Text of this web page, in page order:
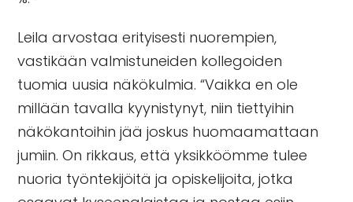
Leila arvostaa erityisesti nuorempien,
vastikään valmistuneiden kollegoiden
tuomia uusia näkökulmia. “Vaikka en ole
millään tavalla kyynistynyt, niin tiettyihin
näkökantoihin jää joskus huomaamattaan
jumiin. On rikkaus, että yksikköömme tulee
nuoria työntekijöitä ja opiskelijoita, jotka